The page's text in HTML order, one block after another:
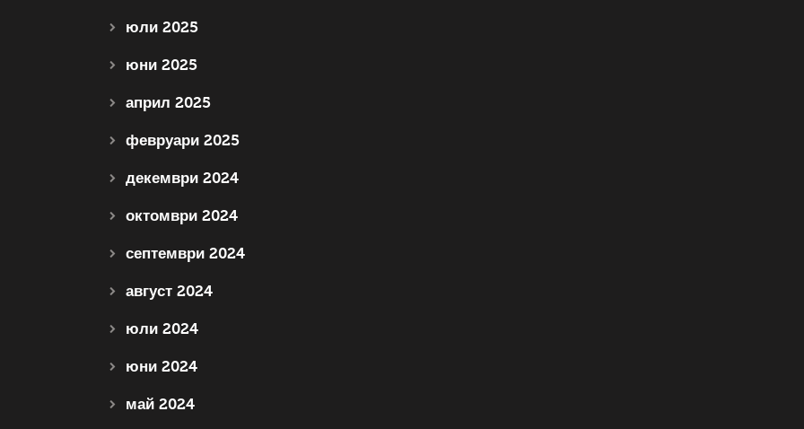
юли 2025
юни 2025
април 2025
февруари 2025
декември 2024
октомври 2024
септември 2024
август 2024
юли 2024
юни 2024
май 2024